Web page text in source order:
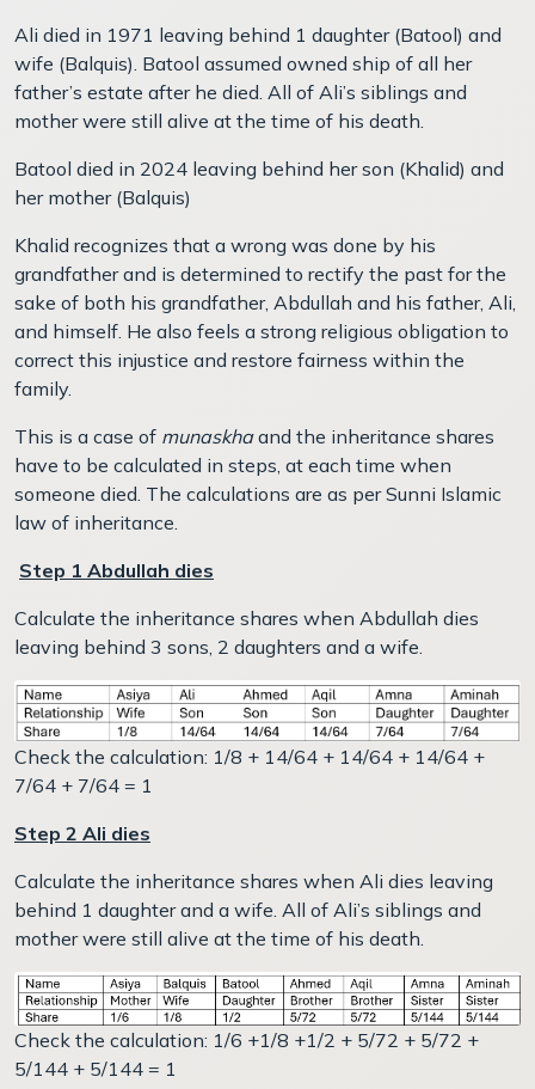
Ali died in 1971 leaving behind 1 daughter (Batool) and
wife (Balquis). Batool assumed owned ship of all her
father’s estate after he died. All of Ali’s siblings and
mother were still alive at the time of his death.
Batool died in 2024 leaving behind her son (Khalid) and
her mother (Balquis)
Khalid recognizes that a wrong was done by his
grandfather and is determined to rectify the past for the
sake of both his grandfather, Abdullah and his father, Ali,
and himself. He also feels a strong religious obligation to
correct this injustice and restore fairness within the
family.
This is a case of munaskhaand the inheritance shares
have to be calculated in steps, at each time when
someone died. The calculations are as per Sunni Islamic
law of inheritance.
Step 1 Abdullah dies
Calculate the inheritance shares when Abdullah dies
leaving behind 3 sons, 2 daughters and a wife.
Check the calculation: 1/8 + 14/64 + 14/64 + 14/64 +
7/64 + 7/64 = 1
Step 2 Ali dies
Calculate the inheritance shares when Ali dies leaving
behind 1 daughter and a wife. All of Ali’s siblings and
mother were still alive at the time of his death.
Check the calculation: 1/6 +1/8 +1/2 + 5/72 + 5/72 +
5/144 + 5/144 = 1